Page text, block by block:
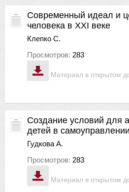
Материал в открытом
Современный идеал и
человека в XXI веке
Клепко С.
Просмотров: 283
Материал в открытом
Создание условий для
детей в
Гудкова А.
Просмотров: 283